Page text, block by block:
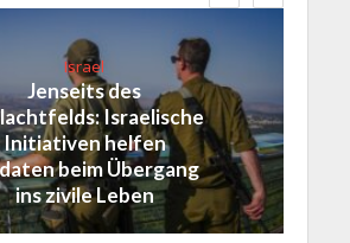
Israel
Jenseits des
Israelische
Initiativen helfen
beim Übergang
ins zivile Leben